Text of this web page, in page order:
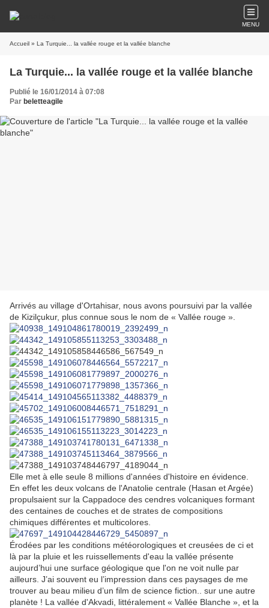
MENU
Accueil » La Turquie... la vallée rouge et la vallée blanche
La Turquie... la vallée rouge et la vallée blanche
Publié le 16/01/2014 à 07:08
Par beletteagile
Arrivés au village d'Ortahisar, nous avons poursuivi par la vallée
de Kizilçukur, plus connue sous le nom de « Vallée rouge ».
Elle met à elle seule 8 millions d'années d'histoire en évidence.
En effet les deux volcans de l'Anatolie centrale (Hasan et Argée)
propulsaient sur la Cappadoce des cendres volcaniques formant
des centaines de couches et de strates de compositions
chimiques différentes et multicolores.
Érodées par les conditions météorologiques et creusées de ci et
là par la pluie et les ruissellements d'eau la vallée présente
aujourd’hui une surface géologique que l'on ne voit nulle par
ailleurs. J’ai souvent eu l’impression dans ces paysages de me
trouver au beau milieu d’un film de science fiction.. sur une autre
planète ! La vallée d'Akvadi, littéralement « Vallée Blanche », et la